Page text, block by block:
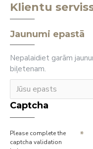
Klientu
Jaunumi epastā
Nepalaidiet garām
biļetenam.
Captcha
Please complete the
captcha validation